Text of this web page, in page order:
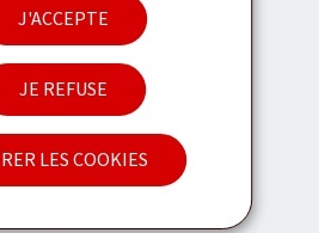
J'ACCEPTE
JE REFUSE
LES COOKIES
Programme (YPP)